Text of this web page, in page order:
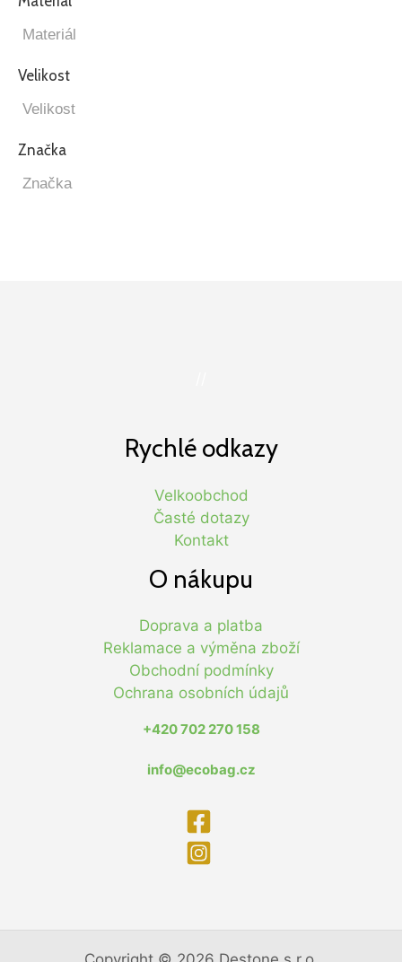
Velikost
Značka
Rychlé odkazy
Velkoobchod
Časté dotazy
Kontakt
O nákupu
Doprava a platba
Reklamace a výměna zboží
Obchodní podmínky
Ochrana osobních údajů
+420 702 270 158
info@ecobag.cz